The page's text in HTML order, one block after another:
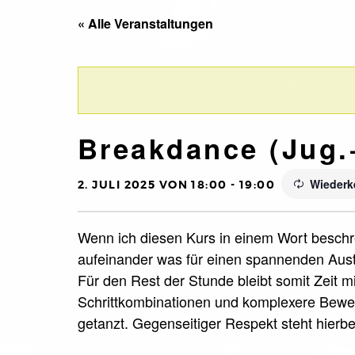
« Alle Veranstaltungen
Breakdance
2. JULI 2025 VON 18:00 -19:00
Wenn ich diesen Kurs in einem Wort
aufeinander was für einen spannenden
Für den Rest der Stunde bleibt somit Zeit
Schrittkombinationen und komplexere
getanzt. Gegenseitiger Respekt steht